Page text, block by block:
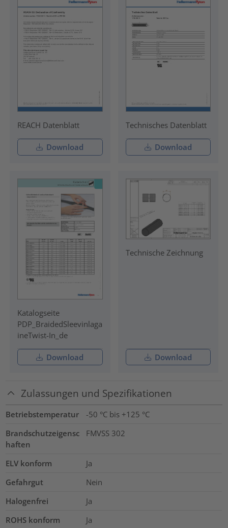
REACH Datenblatt
Download
Technisches Datenblatt
Download
Katalogseite
PDP_BraidedSleevinlaga
ineTwist-In_de
Download
Technische Zeichnung
Download
Zulassungen und Spezifikationen
Betriebstemperatur
-50 °C bis +125 °C
Brandschutzeigensc
haften
FMVSS 302
ELV konform
Ja
Gefahrgut
Nein
Halogenfrei
Ja
ROHS konform
Ja